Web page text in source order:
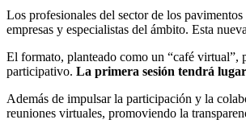
Los profesionales del sector de los
empresas y especialistas del ámbito. Esta
El formato, planteado como un “café virtual”,
participativo. La primera sesión tendrá
Además de impulsar la participación y la
reuniones virtuales, promoviendo la